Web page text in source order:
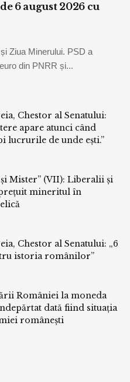
6 august 2026 cu
Ziua Minerului. PSD a
din PNRR și...
Chestor al Senatului:
apare atunci când
lucrurile de unde ești.”
Mister” (VII): Liberalii și
mineritul în
Chestor al Senatului: „6
istoria românilor”
României la moneda
dată fiind situația
românești